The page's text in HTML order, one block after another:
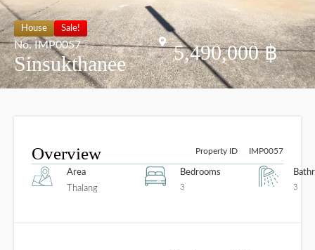
House Sale!
No. IMP0057
Sinsukthanee 5,490,000 ฿
Overview Property ID IMP0057
Area
Thalang
Bedrooms
3 3